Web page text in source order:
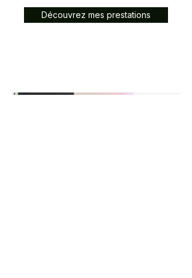
Découvrez mes prestations